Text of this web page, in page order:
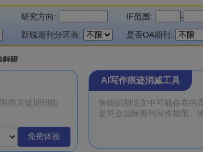
研究方向: IF范围: -
新锐期刊分区表: 是否OA期刊:
免费体验
AI写作痕迹消减工具